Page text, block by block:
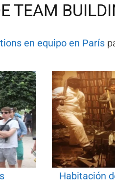
TEAM
en equipo en París
Habitación